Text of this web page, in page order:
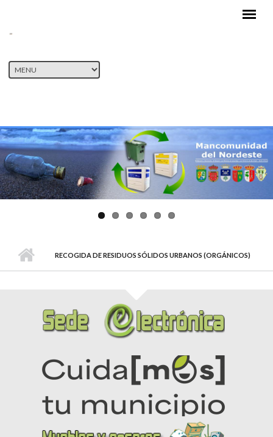
RECOGIDA DE RESIDUOS SÓLIDOS URBANOS (ORGÁNICOS)